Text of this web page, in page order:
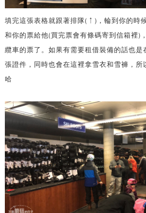
填完這張表格就跟著排隊(↑)，輪到你的時
和你的票給他(買完票會有條碼寄到信箱裡)
纜車的票了。如果有需要租借裝備的話也是
張證件，同時也會在這裡拿雪衣和雪褲，所
哈